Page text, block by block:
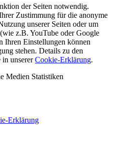
der Seiten notwendig.
Zustimmung für die anonyme
unserer Seiten oder um
z.B. YouTube oder Google
Ihren Einstellungen können
stehen. Details zu den
in unsererCookie-Erklärung.
Medien Statistiken
Erklärung